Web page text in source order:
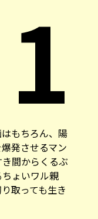
1
もちろん、陽
発させるマン
間からくるぶ
ょいワル親
取っても生き